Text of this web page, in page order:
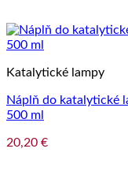
Katalytické lampy
Náplň do katalytické
500 ml
20,20 €